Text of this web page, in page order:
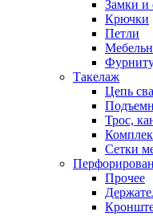
Замки и
Крючки
Петли
Такелаж
Цепь
Трос,
Сетки
Прочее